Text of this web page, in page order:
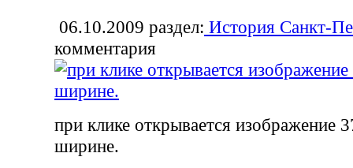
06.10.2009 раздел: История Санкт-
комментария
при клике открывается изображение
ширине.